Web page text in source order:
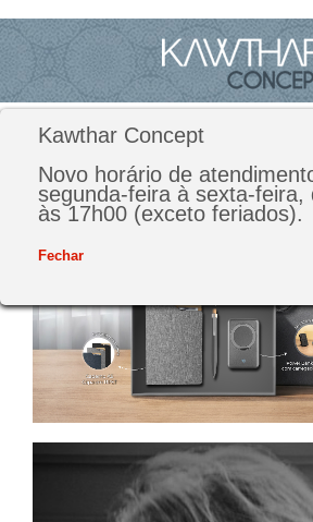
Kawthar Concept
Novo horário de
segunda-feira à sexta-feira,
às 17h00 (exceto feriados).
Fechar